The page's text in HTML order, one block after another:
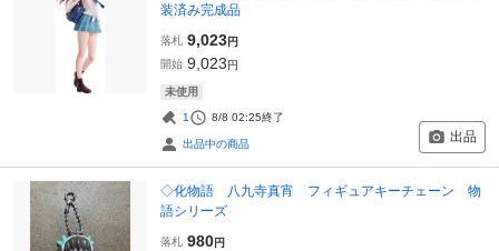
装済み完成品
落札 9,023円
開始 9,023円
未使用
1 8/8 02:25終了
出品中の商品 出品
◇化物語 八九寺真宵 フィギュアキーチェーン 物
語シリーズ
落札 980円